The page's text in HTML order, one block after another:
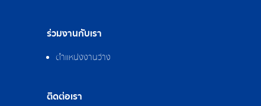
ร่วมงานกับเรา
ตำแหน่งงานว่าง
ติดต่อเรา